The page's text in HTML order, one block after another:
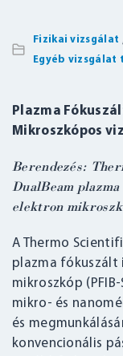
Fizikai vizsgálat
Egyéb vizsgálat
Plazma
Mikroszkópos
Berendezés:
DualBeam
elektron
A Thermo
plazma fókuszált
mikroszkóp
mikro- és
és
konvencionális